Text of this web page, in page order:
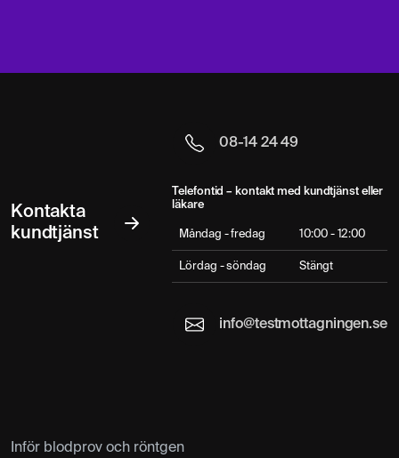
Kontakta
kundtjänst
08-14 24 49
Telefontid – kontakt med kundtjänst eller
läkare
Måndag - fredag 10:00 - 12:00
Lördag - söndag Stängt
info@testmottagningen.se
Inför blodprov och röntgen